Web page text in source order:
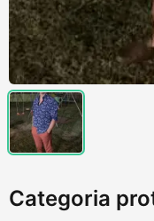
Categoria